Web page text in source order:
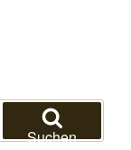
Suchen